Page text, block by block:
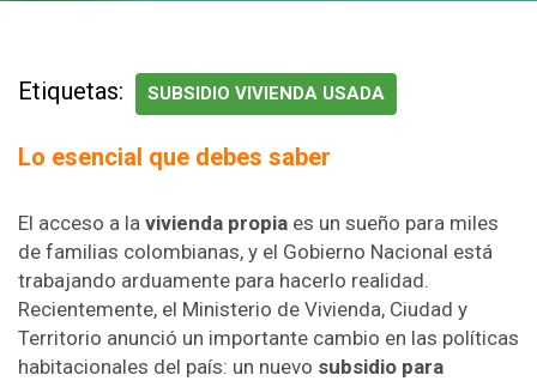
Etiquetas: SUBSIDIO VIVIENDA USADA
Lo esencial que debes saber
El acceso a la vivienda propia es un sueño para miles
de familias colombianas, y el Gobierno Nacional está
trabajando arduamente para hacerlo realidad.
Recientemente, el Ministerio de Vivienda, Ciudad y
Territorio anunció un importante cambio en las políticas
habitacionales del país: un nuevo subsidio para